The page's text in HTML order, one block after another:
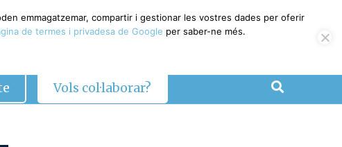
Vols col·laborar?
emmagatzemar, compartir i gestionar les vostres dades per oferir
de termes i privadesa de Google per saber-ne més.